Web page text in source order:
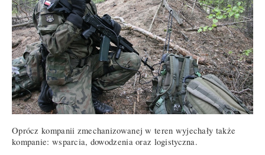
Oprócz kompanii zmechanizowanej w teren wyjechały także
kompanie: wsparcia, dowodzenia oraz logistyczna.